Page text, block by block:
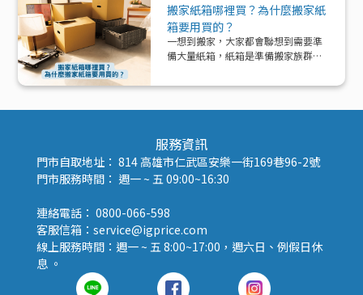
一次解析！
搬家紙箱哪裡買？為什麼搬家紙
箱要用買的？
一想到搬家，大家都會聯想到需要準
備大量紙箱，紙箱是準備搬家族群的
服務資訊
門市自取地址： 814 高雄市仁武區安樂一街169巷96-2號
門市服務時間： 週一 ~ 五 09:00~16:30
連絡電話： 0800-066-598
客服信箱：service@igprice.com
線上服務時間：週一 ~ 五 8:00~17:00，週六日、例假日休
息 。